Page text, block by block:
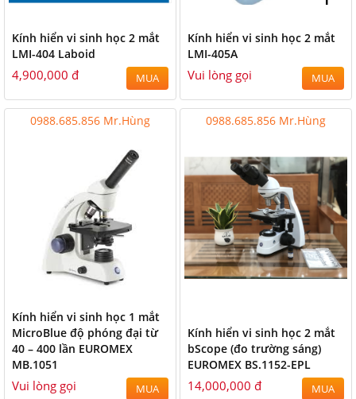
Kính hiển vi sinh học 2 mắt
LMI-404 Laboid
4,900,000 đ MUA
Kính hiển vi sinh học 2 mắt
LMI-405A
Vui lòng gọi MUA
0988.685.856 Mr.Hùng
Kính hiển vi sinh học 1 mắt
MicroBlue độ phóng đại từ
40 – 400 lần EUROMEX
MB.1051
Vui lòng gọi MUA
0988.685.856 Mr.Hùng
Kính hiển vi sinh học 2 mắt
bScope (đo trường sáng)
EUROMEX BS.1152-EPL
14,000,000 đ MUA